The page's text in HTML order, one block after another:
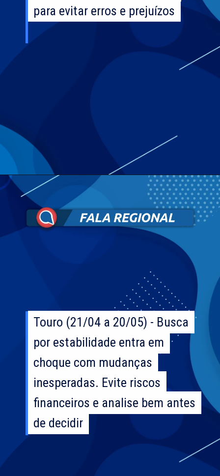
para evitar erros e prejuízos
para evitar erros e prejuízos
Touro (21/04 a 20/05) - Busca
por estabilidade entra em
choque com mudanças
inesperadas. Evite riscos
financeiros e analise bem antes
de decidir
Touro (21/04 a 20/05) - Busca
por estabilidade entra em
choque com mudanças
inesperadas. Evite riscos
financeiros e analise bem antes
de decidir